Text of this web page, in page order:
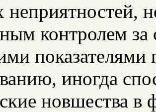
неприятностей,
контролем
иногда
новшества в